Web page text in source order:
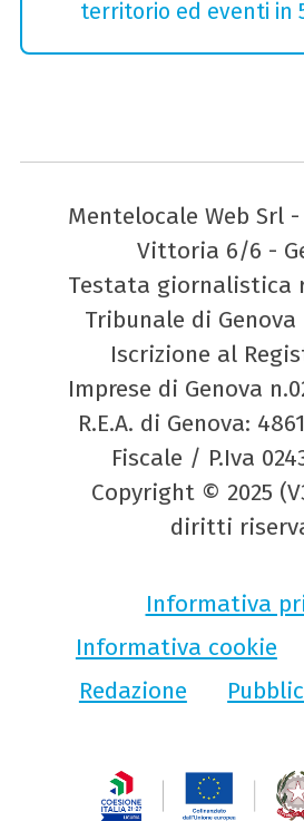
territorio ed eventi in
Mentelocale Web Srl
Vittoria 6/6 -
Testata giornalistica
Tribunale di Genova
Iscrizione al
Imprese di Genova
R.E.A. di Genova:
Fiscale / P.Iva
Copyright © 2025
diritti
Informativa
Informativa cookie
Redazione